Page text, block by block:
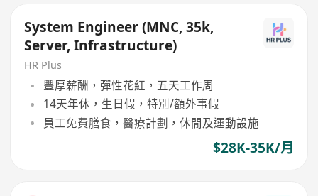
System Engineer (MNC, 35k,
Server, Infrastructure)
HR Plus
豐厚薪酬，彈性花紅，五天工作周
14天年休，生日假，特別/額外事假
員工免費膳食，醫療計劃，休閒及運動設施
$28K-35K/月